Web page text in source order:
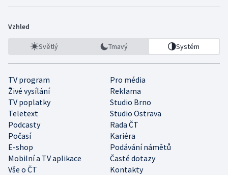
Vzhled
Světlý Tmavý Systém
TV program
Pro média
Živé vysílání
Reklama
TV poplatky
Studio Brno
Teletext
Studio Ostrava
Podcasty
Rada ČT
Počasí
Kariéra
E-shop
Podávání námětů
Mobilní a TV aplikace
Časté dotazy
Vše o ČT
Kontakty